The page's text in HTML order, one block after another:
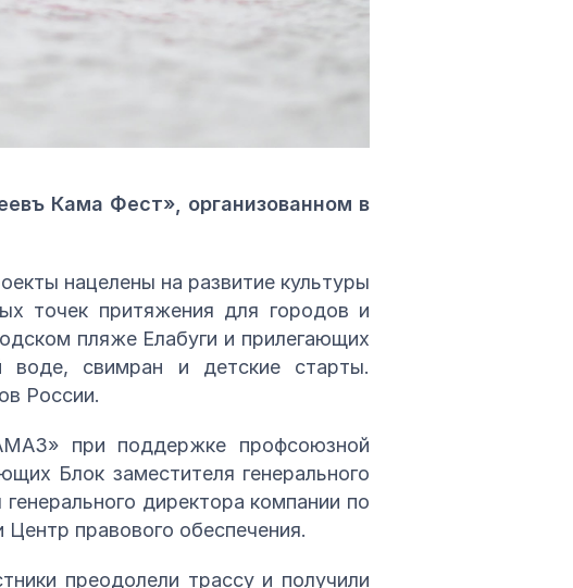
Кама Фест», организованном в
нацелены на развитие культуры
точек притяжения для городов и
пляже Елабуги и прилегающих
воде, свимран и детские старты.
России.
при поддержке профсоюзной
Блок заместителя генерального
директора компании по
правового обеспечения.
преодолели трассу и получили